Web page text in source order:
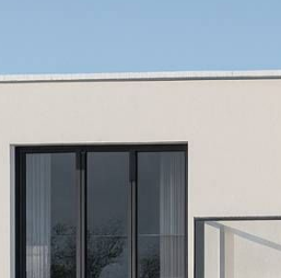
HORS D’EAU HORS D’AIR